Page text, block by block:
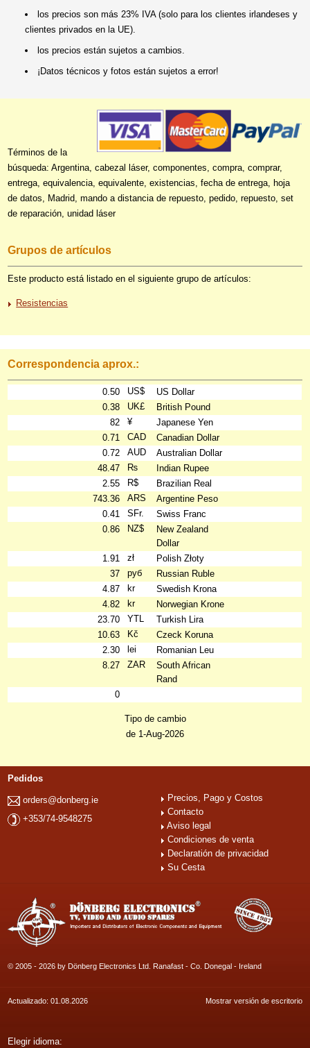
los precios son más 23% IVA (solo para los clientes irlandeses y
clientes privados en la UE).
los precios están sujetos a cambios.
¡Datos técnicos y fotos están sujetos a error!
Términos de la
búsqueda: Argentina, cabezal láser, componentes, compra, comprar,
entrega, equivalencia, equivalente, existencias, fecha de entrega, hoja
de datos, Madrid, mando a distancia de repuesto, pedido, repuesto, set
de reparación, unidad láser
Grupos de artículos
Este producto está listado en el siguiente grupo de artículos:
Resistencias
Correspondencia aprox.:
0.50 US$
US Dollar
0.38
UK£
British Pound
82
¥
Japanese Yen
0.71
CAD
Canadian Dollar
0.72
AUD
Australian Dollar
48.47
₨
Indian Rupee
2.55
R$
Brazilian Real
743.36
ARS
Argentine Peso
0.41
SFr.
Swiss Franc
0.86
NZ$
New Zealand
Dollar
1.91
zł
Polish Złoty
37
руб
Russian Ruble
4.87
kr
Swedish Krona
4.82
kr
Norwegian Krone
23.70
YTL
Turkish Lira
10.63
Kč
Czeck Koruna
2.30
lei
Romanian Leu
8.27
ZAR
South African
Rand
0
Tipo de cambio
de 1-Aug-2026
Pedidos
orders@donberg.ie
+353/74-9548275
Precios, Pago y Costos
Contacto
Aviso legal
Condiciones de venta
Declaratión de privacidad
Su Cesta
© 2005 - 2026 by Dönberg Electronics Ltd. Ranafast - Co. Donegal - Ireland
Actualizado: 01.08.2026 Mostrar versión de escritorio
Elegir idioma: